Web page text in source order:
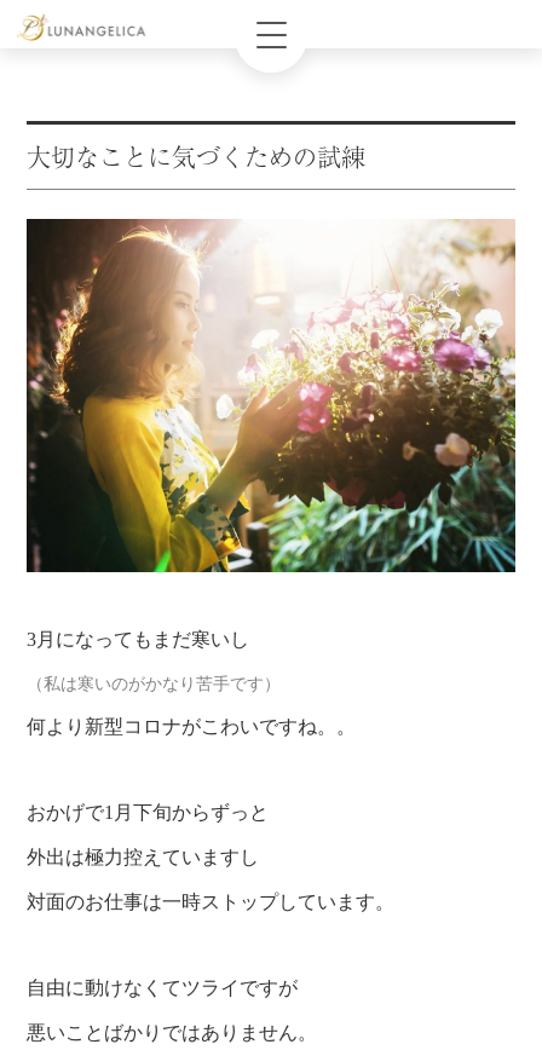
大切なことに気づくための試練
3月になってもまだ寒いし
（私は寒いのがかなり苦手です）
何より新型コロナがこわいですね。。
おかげで1月下旬からずっと
外出は極力控えていますし
対面のお仕事は一時ストップしています。
自由に動けなくてツライですが
悪いことばかりではありません。